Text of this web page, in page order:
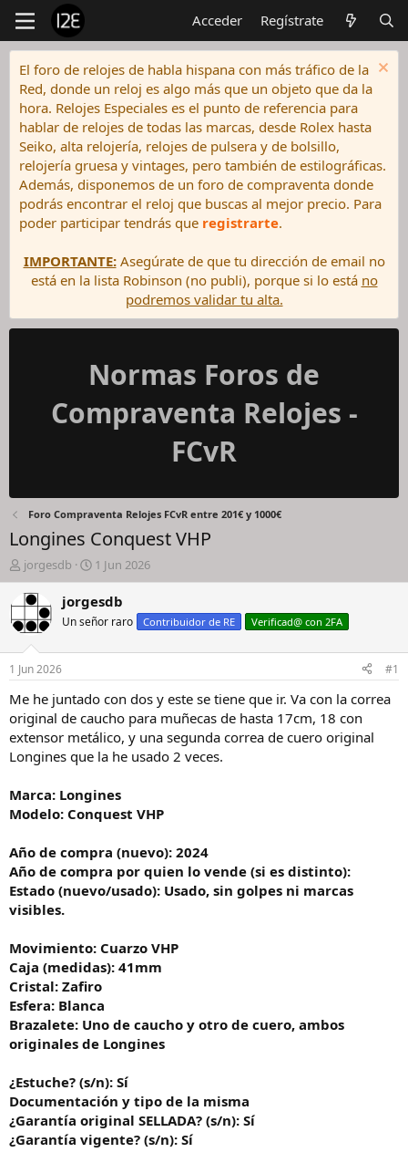
Acceder Regístrate
El foro de relojes de habla hispana con más tráfico de la
Red, donde un reloj es algo más que un objeto que da la
hora. Relojes Especiales es el punto de referencia para
hablar de relojes de todas las marcas, desde Rolex hasta
Seiko, alta relojería, relojes de pulsera y de bolsillo,
relojería gruesa y vintages, pero también de estilográficas.
Además, disponemos de un foro de compraventa donde
podrás encontrar el reloj que buscas al mejor precio. Para
poder participar tendrás que registrarte.
IMPORTANTE:Asegúrate de que tu dirección de email no
está en la lista Robinson (no publi), porque si lo está no
podremos validar tu alta.
Normas Foros de
Compraventa Relojes -
FCvR
Foro Compraventa Relojes FCvR entre 201€ y 1000€
Longines Conquest VHP
I
n
i
i
a
o
r
d
e
l
h
l
o
jorgesdb
F
e
c
h
a
i
n
c
i
o
1 Jun 2026
jorgesdb
Un señor raro Contribuidor de RE Verificad@ con 2FA
1 Jun 2026 #1
Me he juntado con dos y este se tiene que ir. Va con la correa
original de caucho para muñecas de hasta 17cm, 18 con
extensor metálico, y una segunda correa de cuero original
Longines que la he usado 2 veces.
Marca: Longines
Modelo: Conquest VHP
Año de compra (nuevo): 2024
Año de compra por quien lo vende (si es distinto):
Estado (nuevo/usado): Usado, sin golpes ni marcas
visibles.
Movimiento: Cuarzo VHP
Caja (medidas): 41mm
Cristal: Zafiro
Esfera: Blanca
Brazalete: Uno de caucho y otro de cuero, ambos
originales de Longines
¿Estuche? (s/n): Sí
Documentación y tipo de la misma
¿Garantía original SELLADA? (s/n): Sí
¿Garantía vigente? (s/n): Sí